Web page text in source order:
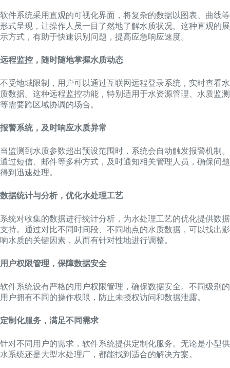
软件系统采用直观的可视化界面，将复杂的数据以图表、曲线等
形式呈现，让操作人员一目了然地了解水质状况。这种直观的展
示方式，有助于快速识别问题，提高应急响应速度。
远程监控，随时随地掌握水质动态
不受地域限制，用户可以通过互联网远程登录系统，实时查看水
质数据。这种远程监控功能，特别适用于水资源管理、水质监测
等需要跨区域协调的场合。
报警系统，及时响应水质异常
当监测到水质参数超出预设范围时，系统会自动触发报警机制。
通过短信、邮件等多种方式，及时通知相关管理人员，确保问题
得到迅速处理。
数据统计与分析，优化水处理工艺
系统对收集的数据进行统计分析，为水处理工艺的优化提供数据
支持。通过对比不同时间段、不同地点的水质数据，可以找出影
响水质的关键因素，从而有针对性地进行调整。
用户权限管理，保障数据安全
软件系统设有严格的用户权限管理，确保数据安全。不同级别的
用户拥有不同的操作权限，防止未授权访问和数据泄露。
定制化服务，满足不同需求
针对不同用户的需求，软件系统提供定制化服务。无论是小型供
水系统还是大型水处理厂，都能找到适合的解决方案。